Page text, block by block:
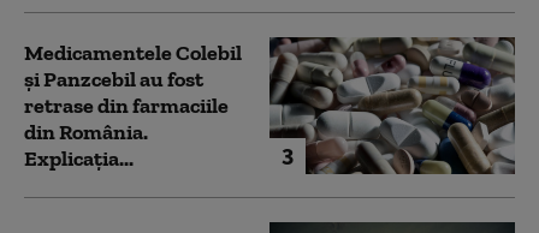
3
Medicamentele Colebil
și Panzcebil au fost
retrase din farmaciile
din România.
Explicația...